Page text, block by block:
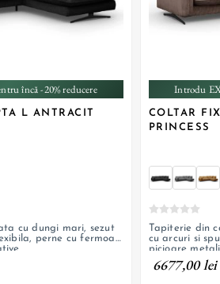
încă -20% reducere
L ANTRACIT
cu dungi mari, sezut
perne cu fermoar,
Introdu
COLTAR
PRINCESS
Tapiterie din
cu arcuri si
picioare
6677,00 lei